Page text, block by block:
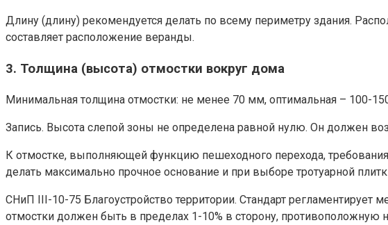
Длину (длину) рекомендуется делать по всему периметру здания.
составляет расположение веранды.
3. Толщина (высота) отмостки вокруг дома
Минимальная толщина отмостки: не менее 70 мм, оптимальная – 100-
Запись. Высота слепой зоны не определена равной нулю. Он должен
К отмостке, выполняющей функцию пешеходного перехода,
делать максимально прочное основание и при выборе тротуарной
СНиП III-10-75 Благоустройство территории. Стандарт регламентирует
отмостки должен быть в пределах 1-10% в сторону, противоположную